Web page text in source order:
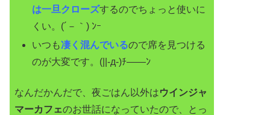
は一旦クローズするのでちょっと使いに
くい。(´－｀) ﾝｰ
いつも凄く混んでいるので席を見つける
のが大変です。(||-д-)ﾁ――ﾝ
なんだかんだで、夜ごはん以外はウインジャ
マーカフェのお世話になっていたので、とっ